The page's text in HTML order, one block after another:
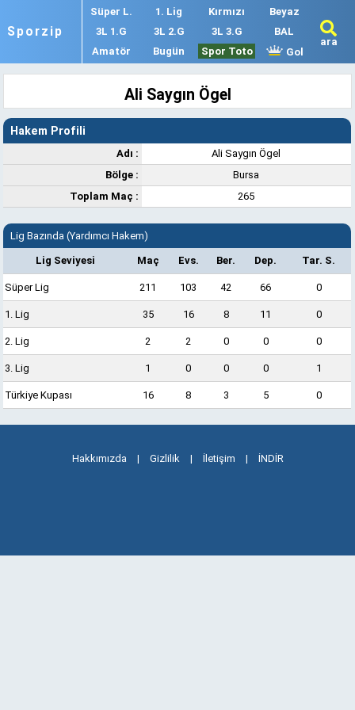
Sporzip
Süper L. 1. Lig Kırmızı
Beyaz
3L 1.G
3L 2.G 3L 3.G
BAL
Amatör
Bugün Spor Toto Gol
ara
Ali Saygın Ögel
Hakem Profili
Adı :
Ali Saygın Ögel
Bölge :
Bursa
Toplam Maç :
265
Lig Bazında (Yardımcı Hakem)
Lig Seviyesi Maç Evs. Ber. Dep. Tar. S.
Süper Lig 211 103 42 66 0
1. Lig 35 16 8 11 0
2. Lig 2 2 0 0 0
3. Lig 1 0 0 0 1
Türkiye Kupası 16 8 3 5 0
Hakkımızda | Gizlilik | İletişim | İNDİR